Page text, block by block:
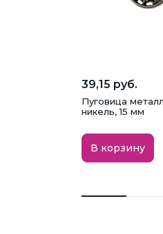
39,15 руб.
Пуговица
никель, 15 мм
В корзину